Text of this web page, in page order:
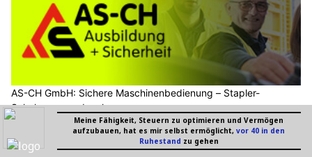
AS-CH GmbH: Sichere Maschinenbedienung – Stapler-
Schulungen und mehr